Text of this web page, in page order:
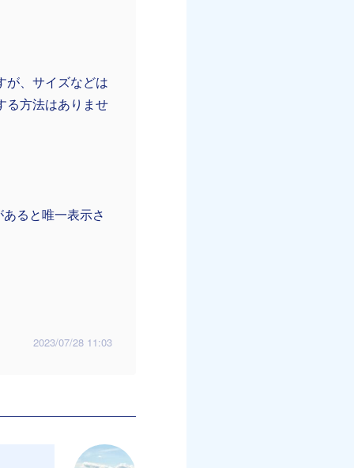
が、サイズなどは
る方法はありませ
ると唯一表示さ
2023/07/28 11:03